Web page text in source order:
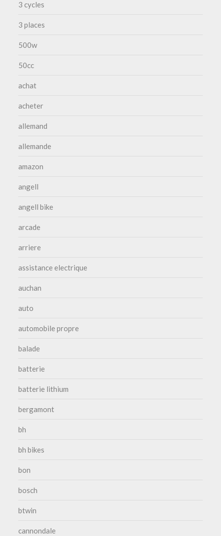
3 cycles
3 places
500w
50cc
achat
acheter
allemand
allemande
amazon
angell
angell bike
arcade
arriere
assistance electrique
auchan
auto
automobile propre
balade
batterie
batterie lithium
bergamont
bh
bh bikes
bon
bosch
btwin
cannondale